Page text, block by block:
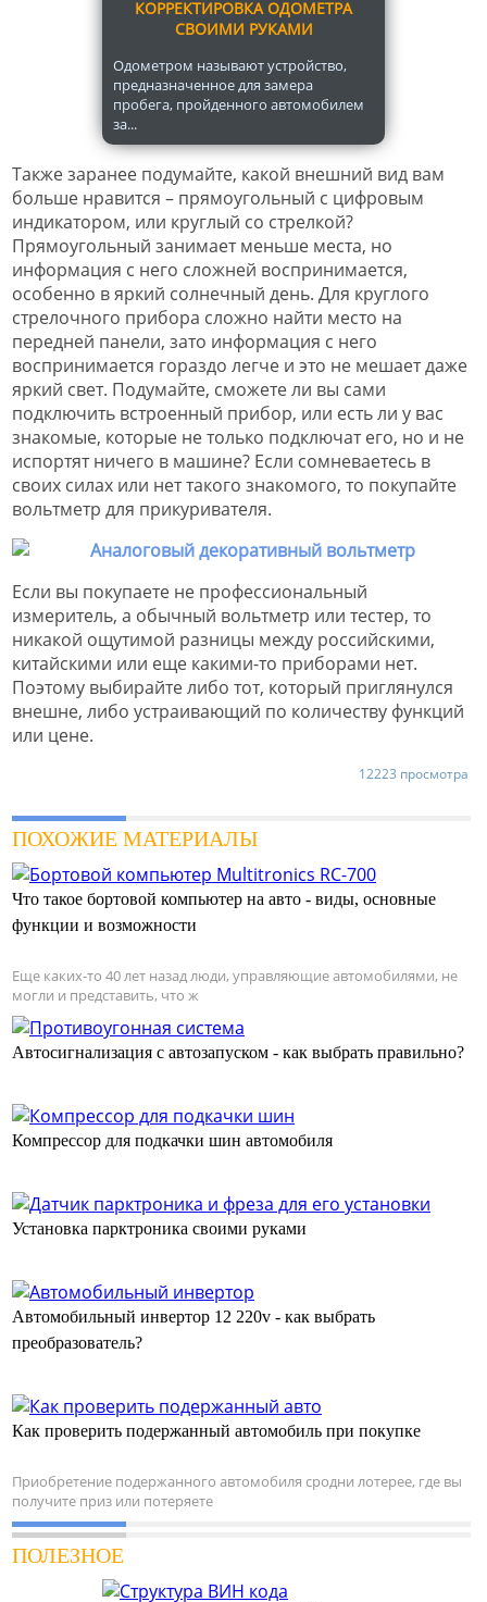
КОРРЕКТИРОВКА ОДОМЕТРА
СВОИМИ РУКАМИ
Одометром называют устройство,
предназначенное для замера
пробега, пройденного автомобилем
за...
Также заранее подумайте, какой внешний вид вам
больше нравится – прямоугольный с цифровым
индикатором, или круглый со стрелкой?
Прямоугольный занимает меньше места, но
информация с него сложней воспринимается,
особенно в яркий солнечный день. Для круглого
стрелочного прибора сложно найти место на
передней панели, зато информация с него
воспринимается гораздо легче и это не мешает даже
яркий свет. Подумайте, сможете ли вы сами
подключить встроенный прибор, или есть ли у вас
знакомые, которые не только подключат его, но и не
испортят ничего в машине? Если сомневаетесь в
своих силах или нет такого знакомого, то покупайте
вольтметр для прикуривателя.
Если вы покупаете не профессиональный
измеритель, а обычный вольтметр или тестер, то
никакой ощутимой разницы между российскими,
китайскими или еще какими-то приборами нет.
Поэтому выбирайте либо тот, который приглянулся
внешне, либо устраивающий по количеству функций
или цене.
12223 просмотра
ПОХОЖИЕ МАТЕРИАЛЫ
Что такое бортовой компьютер на авто - виды, основные
функции и возможности
Еще каких-то 40 лет назад люди, управляющие автомобилями, не
могли и представить, что ж
Автосигнализация с автозапуском - как выбрать правильно?
Компрессор для подкачки шин автомобиля
Установка парктроника своими руками
Автомобильный инвертор 12 220v - как выбрать
преобразователь?
Как проверить подержанный автомобиль при покупке
Приобретение подержанного автомобиля сродни лотерее, где вы
получите приз или потеряете
ПОЛЕЗНОЕ